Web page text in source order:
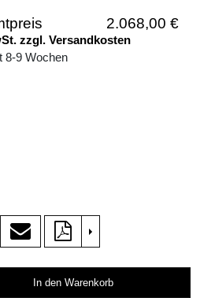
2.068,00 €
zzgl. Versandkosten
8-9 Wochen
>
In den Warenkorb